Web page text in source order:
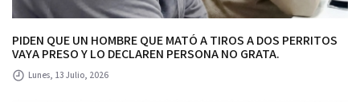
PIDEN QUE UN HOMBRE QUE MATÓ A TIROS A DOS PERRITOS
VAYA PRESO Y LO DECLAREN PERSONA NO GRATA.
Lunes, 13 Julio, 2026